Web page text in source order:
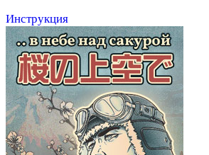
Инструкция